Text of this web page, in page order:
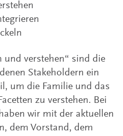
und verstehen“ sind die
Stakeholdern ein
um die Familie und das
zu verstehen. Bei
wir mit der aktuellen
dem Vorstand, dem